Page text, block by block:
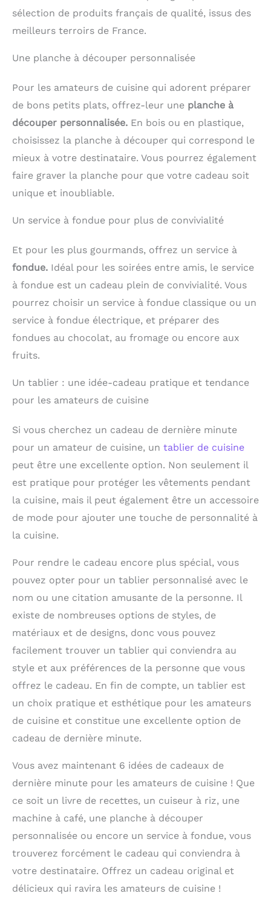
sélection de produits français de qualité, issus des
meilleurs terroirs de France.
Une planche à découper personnalisée
Pour les amateurs de cuisine qui adorent préparer
de bons petits plats, offrez-leur une planche à
découper personnalisée. En bois ou en plastique,
choisissez la planche à découper qui correspond le
mieux à votre destinataire. Vous pourrez également
faire graver la planche pour que votre cadeau soit
unique et inoubliable.
Un service à fondue pour plus de convivialité
Et pour les plus gourmands, offrez un service à
fondue. Idéal pour les soirées entre amis, le service
à fondue est un cadeau plein de convivialité. Vous
pourrez choisir un service à fondue classique ou un
service à fondue électrique, et préparer des
fondues au chocolat, au fromage ou encore aux
fruits.
Un tablier : une idée-cadeau pratique et tendance
pour les amateurs de cuisine
Si vous cherchez un cadeau de dernière minute
pour un amateur de cuisine, un tablier de cuisine
peut être une excellente option. Non seulement il
est pratique pour protéger les vêtements pendant
la cuisine, mais il peut également être un accessoire
de mode pour ajouter une touche de personnalité à
la cuisine.
Pour rendre le cadeau encore plus spécial, vous
pouvez opter pour un tablier personnalisé avec le
nom ou une citation amusante de la personne. Il
existe de nombreuses options de styles, de
matériaux et de designs, donc vous pouvez
facilement trouver un tablier qui conviendra au
style et aux préférences de la personne que vous
offrez le cadeau. En fin de compte, un tablier est
un choix pratique et esthétique pour les amateurs
de cuisine et constitue une excellente option de
cadeau de dernière minute.
Vous avez maintenant 6 idées de cadeaux de
dernière minute pour les amateurs de cuisine ! Que
ce soit un livre de recettes, un cuiseur à riz, une
machine à café, une planche à découper
personnalisée ou encore un service à fondue, vous
trouverez forcément le cadeau qui conviendra à
votre destinataire. Offrez un cadeau original et
délicieux qui ravira les amateurs de cuisine !